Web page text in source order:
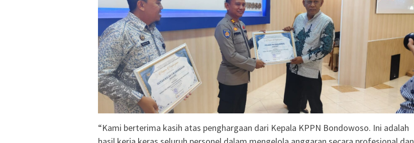
“Kami berterima kasih atas penghargaan dari Kepala KPPN Bondowoso. Ini adalah